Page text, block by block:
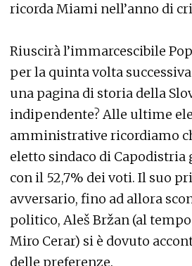
ricorda Miami nell’anno di
Riuscirà l’immarcescibile
per la quinta volta
una pagina di storia della
indipendente? Alle ultime
amministrative ricordiamo
eletto sindaco di
con il 52,7% dei voti. Il suo
avversario, fino ad allora
politico, Aleš Bržan (al
Miro Cerar) si è dovuto
delle preferenze.